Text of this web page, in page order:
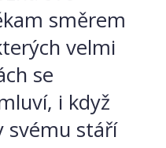
směrem
velmi
se
i když
svému stáří